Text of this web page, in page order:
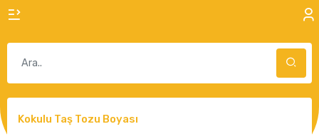
Kokulu Taş Tozu Boyası